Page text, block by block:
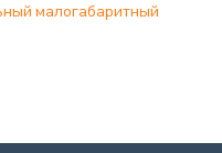
малогабаритный